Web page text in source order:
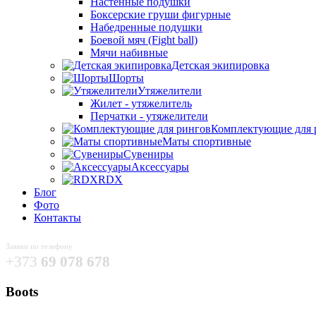
Боксерские груши фигурные
Набедренные подушки
Боевой мяч (Fight ball)
Мячи набивные
Детская экипировка
Шорты
Утяжелители
Жилет - утяжелитель
Перчатки - утяжелители
Комплектующие для
Маты спортивные
Сувениры
Аксессуары
RDX
Блог
Фото
Контакты
Заявки по телефону
+373 69 078 678
Boots